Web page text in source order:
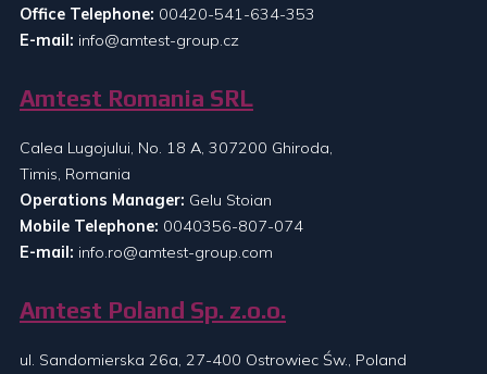
Office Telephone: 00420-541-634-353
E-mail: info@amtest-group.cz
Amtest Romania SRL
Calea Lugojului, No. 18 A, 307200 Ghiroda,
Timis, Romania
Operations Manager: Gelu Stoian
Mobile Telephone: 0040356-807-074
E-mail: info.ro@amtest-group.com
Amtest Poland Sp. z.o.o.
ul. Sandomierska 26a, 27-400 Ostrowiec Św., Poland